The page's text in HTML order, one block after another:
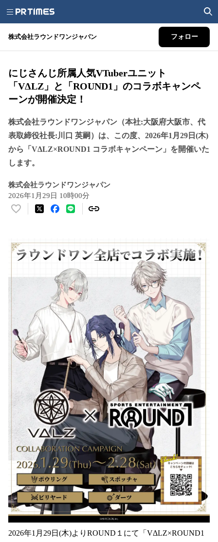
株式会社ラウンドワンジャパン フォロー
にじさんじ所属人気VTuberユニット
「VΔLZ」と「ROUND1」のコラボキャンペ
ーンが開催決定！
株式会社ラウンドワンジャパン（本社:⼤阪府⼤阪市、代
表取締役社長:川口 英嗣）は、この度、2026年1月29日(木)
から「VΔLZ×ROUND1 コラボキャンペーン」を開催いた
します。
株式会社ラウンドワンジャパン
2026年1月29日 10時00分
い
！
数
中
で
す
2026年1月29日(木)よりROUND１にて「VΔLZ×ROUND1